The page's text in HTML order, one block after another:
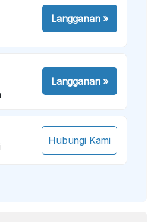
Langganan»
Langganan»
Hubungi Kami